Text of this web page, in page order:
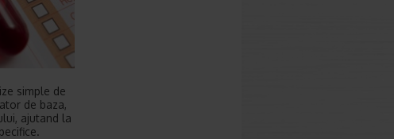
simple de
de baza,
ajutand la